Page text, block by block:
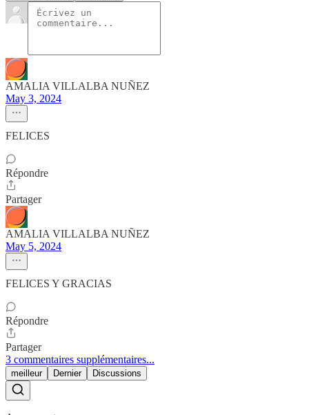
AMALIA VILLALBA NUÑEZ
May 3, 2024
FELICES
Répondre
Partager
AMALIA VILLALBA NUÑEZ
May 5, 2024
FELICES Y GRACIAS
Répondre
Partager
3 commentaires supplémentaires...
meilleur Dernier Discussions